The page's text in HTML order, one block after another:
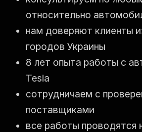
относительно
нам доверяют клиенты
городов Украины
8 лет опыта работы с
Tesla
сотрудничаем с
поставщиками
все работы проводятся